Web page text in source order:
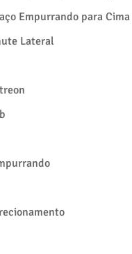
Empurrando para Cima
Lateral